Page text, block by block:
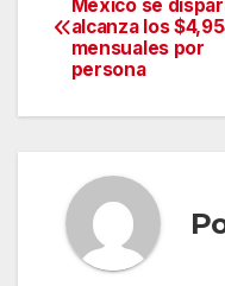
de
entradas
México se
alcanza los
mensuales por
persona